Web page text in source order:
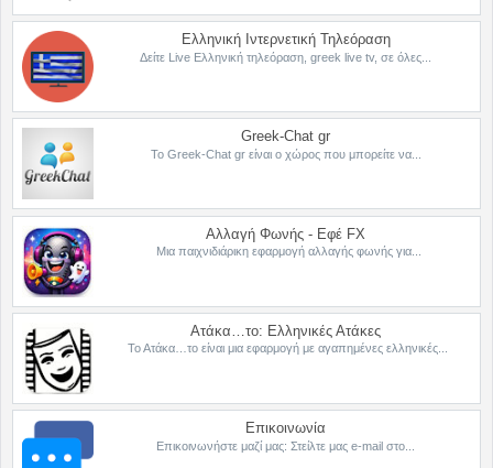
Ελληνική Ιντερνετική Τηλεόραση
Δείτε Live Ελληνική τηλεόραση, greek live tv, σε όλες...
Greek-Chat gr
Το Greek-Chat gr είναι ο χώρος που μπορείτε να...
Αλλαγή Φωνής - Εφέ FX
Μια παιχνιδιάρικη εφαρμογή αλλαγής φωνής για...
Ατάκα…το: Ελληνικές Ατάκες
Το Ατάκα…το είναι μια εφαρμογή με αγαπημένες ελληνικές...
Επικοινωνία
Επικοινωνήστε μαζί μας: Στείλτε μας e-mail στο...